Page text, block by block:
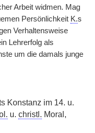
Arbeit widmen. Mag
Persönlichkeit K.s
Verhaltensweise
Lehrerfolg als
um die damals junge
Konstanz im 14. u.
u. christl. Moral,